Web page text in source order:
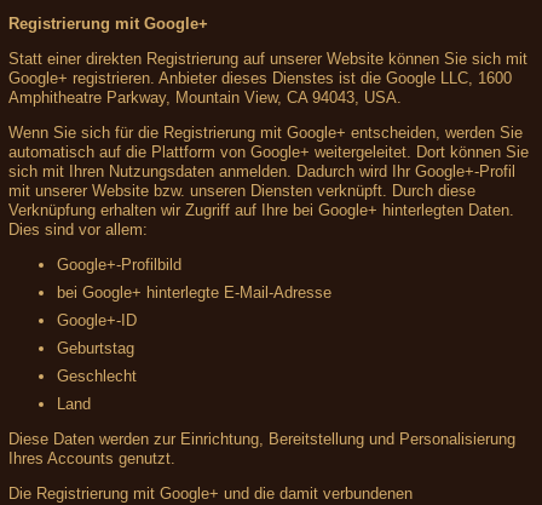
Registrierung mit Google+
Statt einer direkten Registrierung auf unserer Website können Sie sich mit
Google+ registrieren. Anbieter dieses Dienstes ist die Google LLC, 1600
Amphitheatre Parkway, Mountain View, CA 94043, USA.
Wenn Sie sich für die Registrierung mit Google+ entscheiden, werden Sie
automatisch auf die Plattform von Google+ weitergeleitet. Dort können Sie
sich mit Ihren Nutzungsdaten anmelden. Dadurch wird Ihr Google+-Profil
mit unserer Website bzw. unseren Diensten verknüpft. Durch diese
Verknüpfung erhalten wir Zugriff auf Ihre bei Google+ hinterlegten Daten.
Dies sind vor allem:
Google+-Profilbild
bei Google+ hinterlegte E-Mail-Adresse
Google+-ID
Geburtstag
Geschlecht
Land
Diese Daten werden zur Einrichtung, Bereitstellung und Personalisierung
Ihres Accounts genutzt.
Die Registrierung mit Google+ und die damit verbundenen